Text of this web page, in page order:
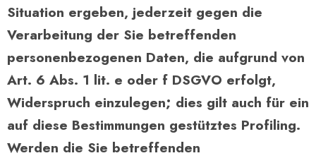
Situation ergeben, jederzeit gegen die
Verarbeitung der Sie betreffenden
personenbezogenen Daten, die aufgrund von
Art. 6 Abs. 1 lit. e oder f DSGVO erfolgt,
Widerspruch einzulegen; dies gilt auch für ein
auf diese Bestimmungen gestütztes Profiling.
Werden die Sie betreffenden